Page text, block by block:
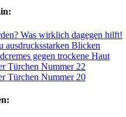
Was wirklich dagegen hilft!
ausdrucksstarken Blicken
gegen trockene Haut
Türchen Nummer 22
Türchen Nummer 20